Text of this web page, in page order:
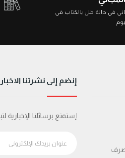
في حالة خلل بالكتاب في
إنضم إلى نشرتنا
إستمتع برسائلنا الإخبارية